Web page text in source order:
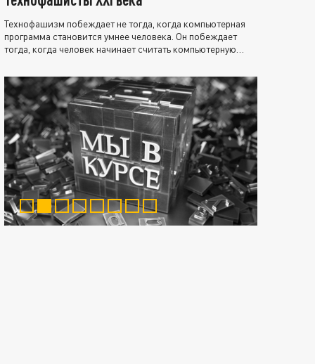
Технофашизм побеждает не тогда, когда компьютерная
программа становится умнее человека. Он побеждает
тогда, когда человек начинает считать компьютерную